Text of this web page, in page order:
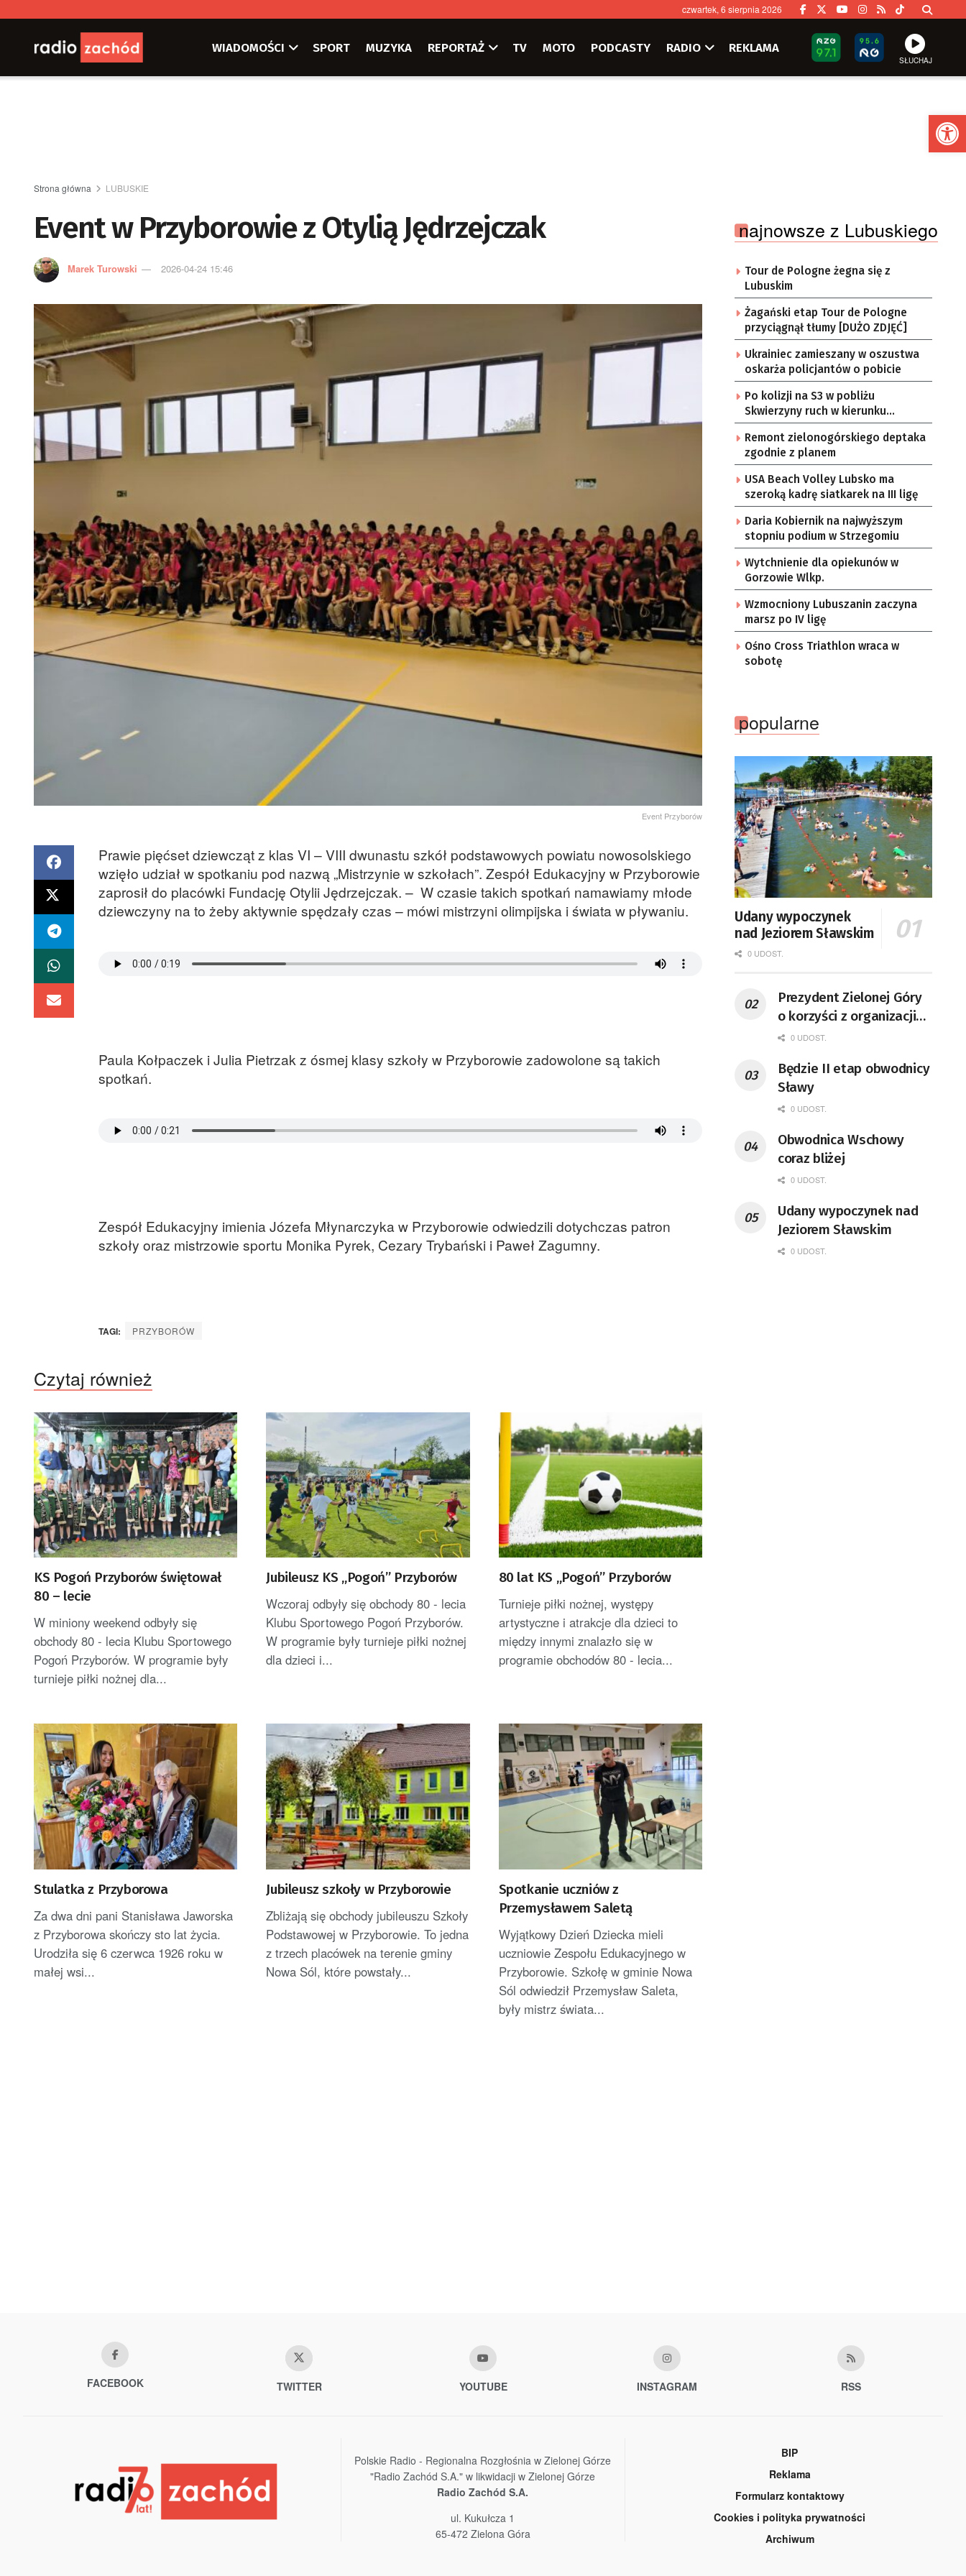
czwartek, 6 sierpnia 2026
WIADOMOŚCI SPORT MUZYKA REPORTAŻ TV MOTO PODCASTY RADIO REKLAMA
SŁUCHAJ
Strona główna LUBUSKIE
Event w Przyborowie z Otylią Jędrzejczak
Marek Turowski 2026-04-24 15:46
Event Przyborów
Prawie pięćset dziewcząt z klas VI – VIII dwunastu szkół podstawowych powiatu nowosolskiego
wzięło udział w spotkaniu pod nazwą „Mistrzynie w szkołach”. Zespół Edukacyjny w Przyborowie
zaprosił do placówki Fundację Otylii Jędrzejczak. – W czasie takich spotkań namawiamy młode
dziewczyny na to żeby aktywnie spędzały czas – mówi mistrzyni olimpijska i świata w pływaniu.
Paula Kołpaczek i Julia Pietrzak z ósmej klasy szkoły w Przyborowie zadowolone są takich
spotkań.
Zespół Edukacyjny imienia Józefa Młynarczyka w Przyborowie odwiedzili dotychczas patron
szkoły oraz mistrzowie sportu Monika Pyrek, Cezary Trybański i Paweł Zagumny.
TAGI: PRZYBORÓW
Czytaj również
KS Pogoń Przyborów świętował
80 – lecie
W miniony weekend odbyły się
obchody 80 - lecia Klubu Sportowego
Pogoń Przyborów. W programie były
turnieje piłki nożnej dla...
Jubileusz KS „Pogoń” Przyborów
Wczoraj odbyły się obchody 80 - lecia
Klubu Sportowego Pogoń Przyborów.
W programie były turnieje piłki nożnej
dla dzieci i...
80 lat KS „Pogoń” Przyborów
Turnieje piłki nożnej, występy
artystyczne i atrakcje dla dzieci to
między innymi znalazło się w
programie obchodów 80 - lecia...
Stulatka z Przyborowa
Za dwa dni pani Stanisława Jaworska
z Przyborowa skończy sto lat życia.
Urodziła się 6 czerwca 1926 roku w
małej wsi...
Jubileusz szkoły w Przyborowie
Zbliżają się obchody jubileuszu Szkoły
Podstawowej w Przyborowie. To jedna
z trzech placówek na terenie gminy
Nowa Sól, które powstały...
Spotkanie uczniów z
Przemysławem Saletą
Wyjątkowy Dzień Dziecka mieli
uczniowie Zespołu Edukacyjnego w
Przyborowie. Szkołę w gminie Nowa
Sól odwiedził Przemysław Saleta,
były mistrz świata...
najnowsze z Lubuskiego
Tour de Pologne żegna się z
Lubuskim
Żagański etap Tour de Pologne
przyciągnął tłumy [DUŻO ZDJĘĆ]
Ukrainiec zamieszany w oszustwa
oskarża policjantów o pobicie
Po kolizji na S3 w pobliżu
Skwierzyny ruch w kierunku
Gorzowa Wlkp. jednym pasem
Remont zielonogórskiego deptaka
zgodnie z planem
USA Beach Volley Lubsko ma
szeroką kadrę siatkarek na III ligę
Daria Kobiernik na najwyższym
stopniu podium w Strzegomiu
Wytchnienie dla opiekunów w
Gorzowie Wlkp.
Wzmocniony Lubuszanin zaczyna
marsz po IV ligę
Ośno Cross Triathlon wraca w
sobotę
popularne
Udany wypoczynek
nad Jeziorem Sławskim
0 UDOST.
Prezydent Zielonej Góry
o korzyści z organizacji
mety Tour de Pologne
0 UDOST.
Będzie II etap obwodnicy
Sławy
0 UDOST.
Obwodnica Wschowy
coraz bliżej
0 UDOST.
Udany wypoczynek nad
Jeziorem Sławskim
0 UDOST.
FACEBOOK TWITTER YOUTUBE INSTAGRAM RSS
Polskie Radio - Regionalna Rozgłośnia w Zielonej Górze
"Radio Zachód S.A." w likwidacji w Zielonej Górze
Radio Zachód S.A.
ul. Kukułcza 1
65-472 Zielona Góra
BIP
Reklama
Formularz kontaktowy
Cookies i polityka prywatności
Archiwum